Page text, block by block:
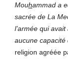
Mouhammad a
sacrée de La
l’armée qui
aucune capacité
religion agréée